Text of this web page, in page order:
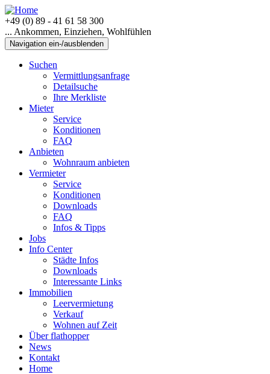
+49 (0) 89 - 41 61 58 300
... Ankommen, Einziehen, Wohlfühlen
Navigation ein-/ausblenden
Suchen
Vermittlungsanfrage
Detailsuche
Ihre Merkliste
Mieter
Service
Konditionen
FAQ
Anbieten
Wohnraum anbieten
Vermieter
Service
Konditionen
Downloads
FAQ
Infos & Tipps
Jobs
Info Center
Städte Infos
Downloads
Interessante Links
Immobilien
Leervermietung
Verkauf
Wohnen auf Zeit
Über flathopper
News
Kontakt
Home